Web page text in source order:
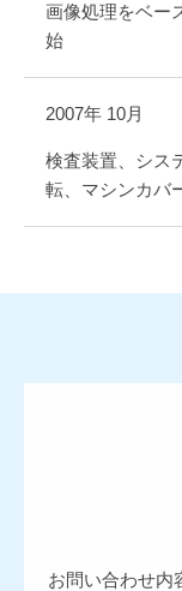
画像処理をベー
始
2007年 10月
検査装置、シス
転、マシンカバ
お問い合わせ内